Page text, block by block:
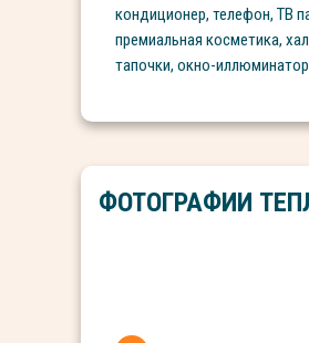
кондиционер, телефон, ТВ
премиальная косметика,
тапочки, окно-
ФОТОГРАФИИ